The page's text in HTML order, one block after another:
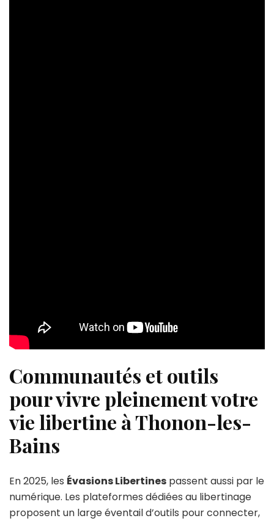
Communautés et outils
pour vivre pleinement votre
vie libertine à Thonon-les-
Bains
En 2025, les Évasions Libertines passent aussi par le
numérique. Les plateformes dédiées au libertinage
proposent un large éventail d’outils pour connecter,